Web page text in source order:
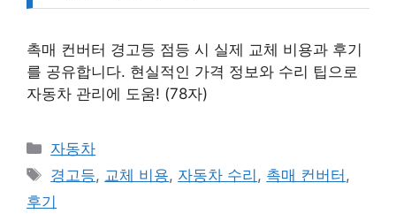
촉매 컨버터 경고등 점등 시 실제 교체 비용과 후기
를 공유합니다. 현실적인 가격 정보와 수리 팁으로
자동차 관리에 도움! (78자)
카
테
리
자동차
태
그
경고등, 교체 비용, 자동차 수리 , 촉매 컨버터 ,
후기